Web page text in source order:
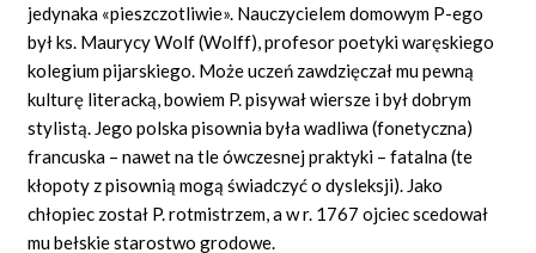
jedynaka «pieszczotliwie». Nauczycielem domowym P-ego
był ks. Maurycy Wolf (Wolff), profesor poetyki waręskiego
kolegium pijarskiego. Może uczeń zawdzięczał mu pewną
kulturę literacką, bowiem P. pisywał wiersze i był dobrym
stylistą. Jego polska pisownia była wadliwa (fonetyczna)
francuska – nawet na tle ówczesnej praktyki – fatalna (te
kłopoty z pisownią mogą świadczyć o dysleksji). Jako
chłopiec został P. rotmistrzem, a w r. 1767 ojciec scedował
mu bełskie starostwo grodowe.